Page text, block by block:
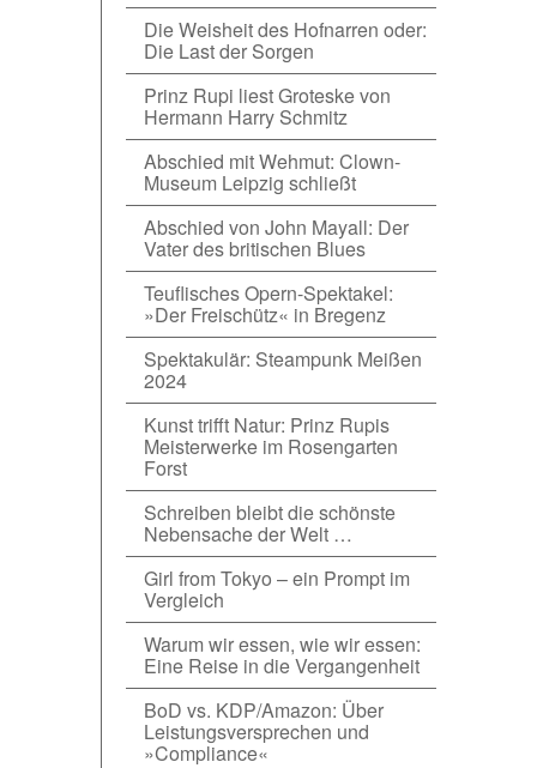
Die Weisheit des Hofnarren oder:
Die Last der Sorgen
Prinz Rupi liest Groteske von
Hermann Harry Schmitz
Abschied mit Wehmut: Clown-
Museum Leipzig schließt
Abschied von John Mayall: Der
Vater des britischen Blues
Teuflisches Opern-Spektakel:
»Der Freischütz« in Bregenz
Spektakulär: Steampunk Meißen
2024
Kunst trifft Natur: Prinz Rupis
Meisterwerke im Rosengarten
Forst
Schreiben bleibt die schönste
Nebensache der Welt …
Girl from Tokyo – ein Prompt im
Vergleich
Warum wir essen, wie wir essen:
Eine Reise in die Vergangenheit
BoD vs. KDP/Amazon: Über
Leistungsversprechen und
»Compliance«